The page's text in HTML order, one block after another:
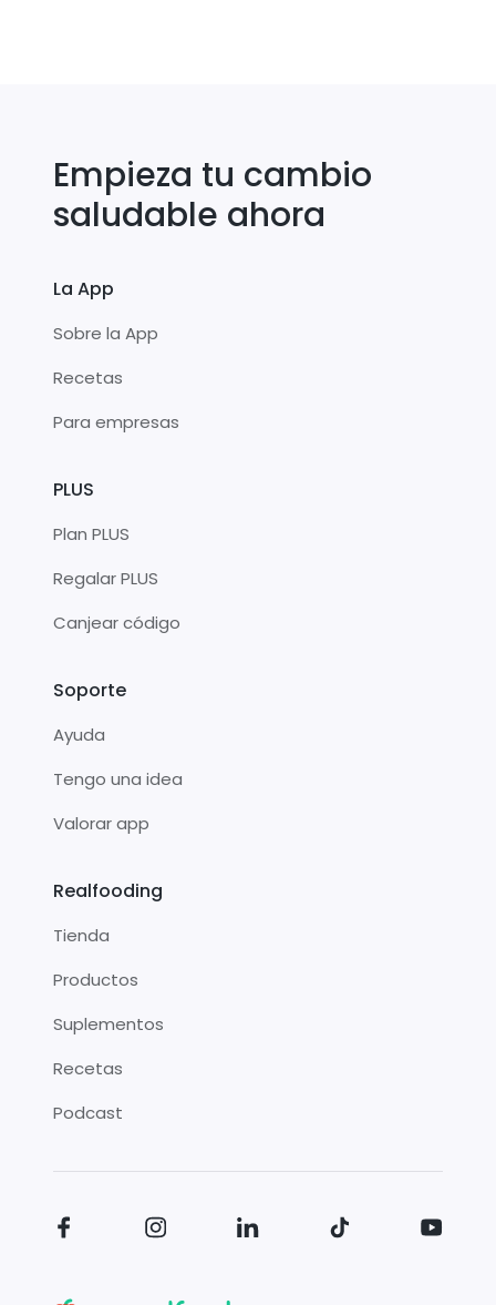
Empieza tu cambio
saludable ahora
La App
Sobre la App
Recetas
Para empresas
PLUS
Plan PLUS
Regalar PLUS
Canjear código
Soporte
Ayuda
Tengo una idea
Valorar app
Realfooding
Tienda
Productos
Suplementos
Recetas
Podcast